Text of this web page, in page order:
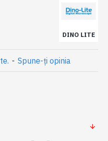
DINO LITE
- Spune-ţi opinia